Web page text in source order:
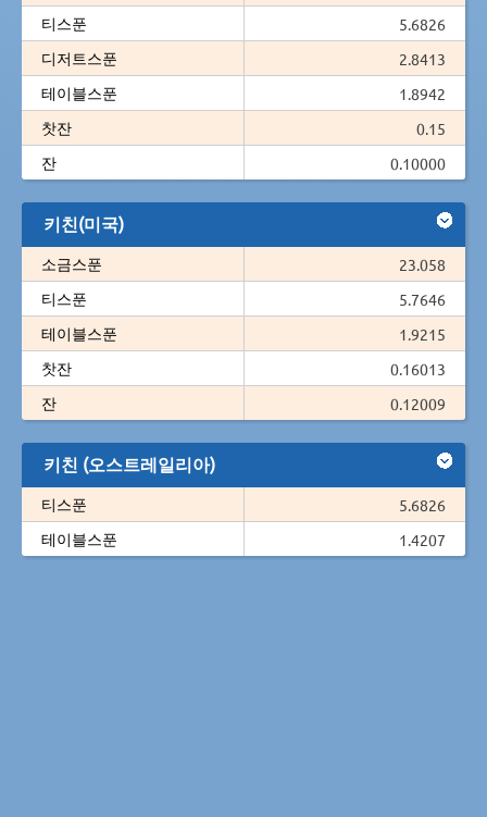
티스푼
5.6826
디저트스푼
2.8413
테이블스푼
1.8942
찻잔
0.15
잔
0.10000
키친(미국)
소금스푼
23.058
티스푼
5.7646
테이블스푼
1.9215
찻잔
0.16013
잔
0.12009
키친 (오스트레일리아)
티스푼
5.6826
테이블스푼
1.4207